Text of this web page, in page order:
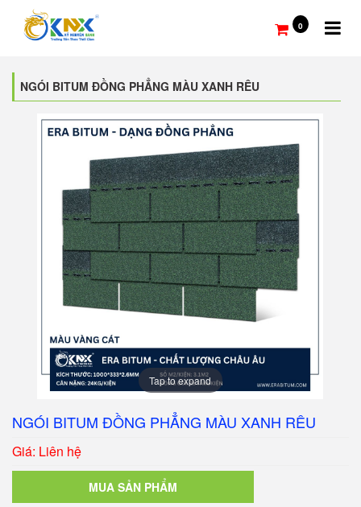
0
NGÓI BITUM ĐỒNG PHẲNG MÀU XANH RÊU
Tap to expand
NGÓI BITUM ĐỒNG PHẲNG MÀU XANH RÊU
Giá: Liên hệ
MUA SẢN PHẨM